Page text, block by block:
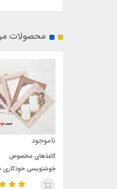
محصولات
ناموجود
کاغذهای مخصوص
خوشنویسی خودکاری
کلاسیک (A5) - کد 051